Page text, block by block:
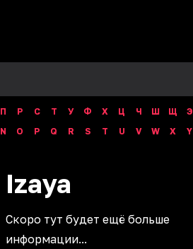
П Р С Т У Ф Х Ц Ч Ш Щ Э
N O P Q R S T U V W X Y
Izaya
Скоро тут будет ещё больше
информации...